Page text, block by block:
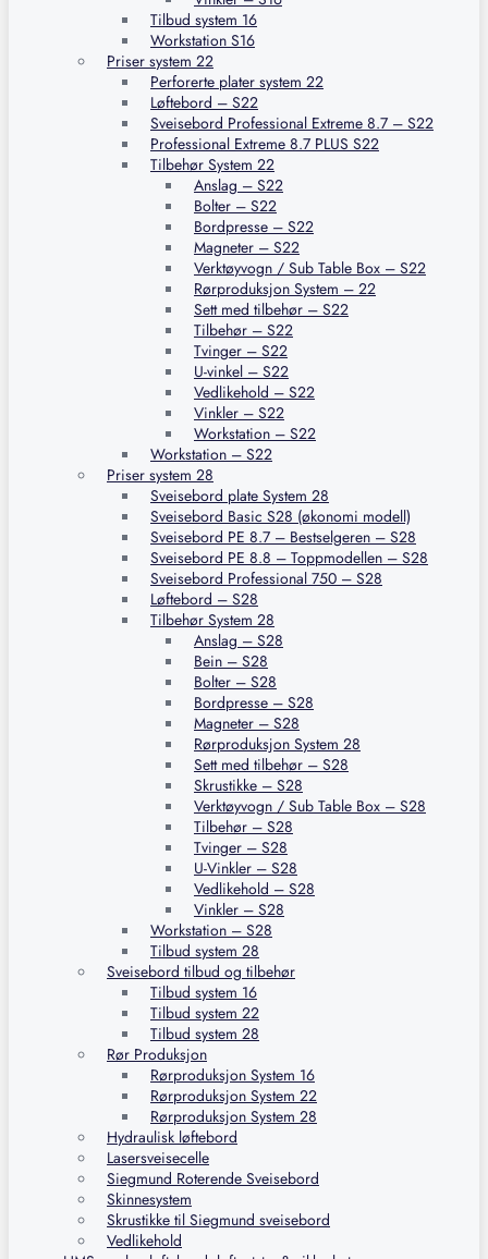
Tilbud system 16
Workstation S16
Priser system 22
Perforerte plater system 22
Løftebord – S22
Sveisebord Professional Extreme 8.7 – S22
Professional Extreme 8.7 PLUS S22
Tilbehør System 22
Anslag – S22
Bolter – S22
Bordpresse – S22
Magneter – S22
Verktøyvogn / Sub Table Box – S22
Rørproduksjon System – 22
Sett med tilbehør – S22
Tilbehør – S22
Tvinger – S22
U-vinkel – S22
Vedlikehold – S22
Vinkler – S22
Workstation – S22
Workstation – S22
Priser system 28
Sveisebord plate System 28
Sveisebord Basic S28 (økonomi modell)
Sveisebord PE 8.7 – Bestselgeren – S28
Sveisebord PE 8.8 – Toppmodellen – S28
Sveisebord Professional 750 – S28
Løftebord – S28
Tilbehør System 28
Anslag – S28
Bein – S28
Bolter – S28
Bordpresse – S28
Magneter – S28
Rørproduksjon System 28
Sett med tilbehør – S28
Skrustikke – S28
Verktøyvogn / Sub Table Box – S28
Tilbehør – S28
Tvinger – S28
U-Vinkler – S28
Vedlikehold – S28
Vinkler – S28
Workstation – S28
Tilbud system 28
Sveisebord tilbud og tilbehør
Tilbud system 16
Tilbud system 22
Tilbud system 28
Rør Produksjon
Rørproduksjon System 16
Rørproduksjon System 22
Rørproduksjon System 28
Hydraulisk løftebord
Lasersveisecelle
Siegmund Roterende Sveisebord
Skinnesystem
Skrustikke til Siegmund sveisebord
Vedlikehold